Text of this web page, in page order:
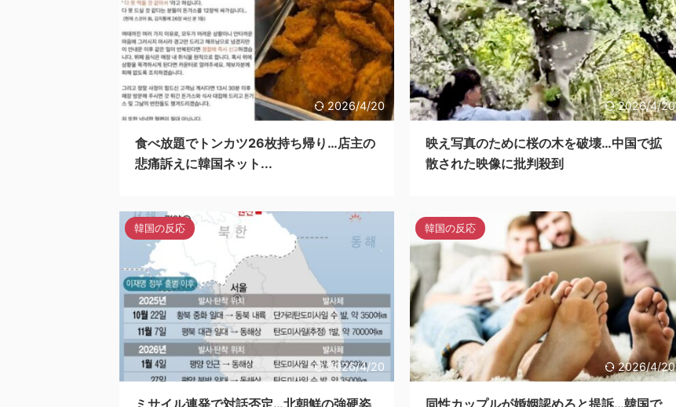
2026/4/20
食べ放題でトンカツ26枚持ち帰り…店主の
悲痛訴えに韓国ネット...
2026/4/20
映え写真のために桜の木を破壊…中国で拡
散された映像に批判殺到
2026/4/20
韓国の反応
ミサイル連発で対話否定…北朝鮮の強硬姿
2026/4/20
韓国の反応
同性カップルが婚姻認めろと提訴…韓国で